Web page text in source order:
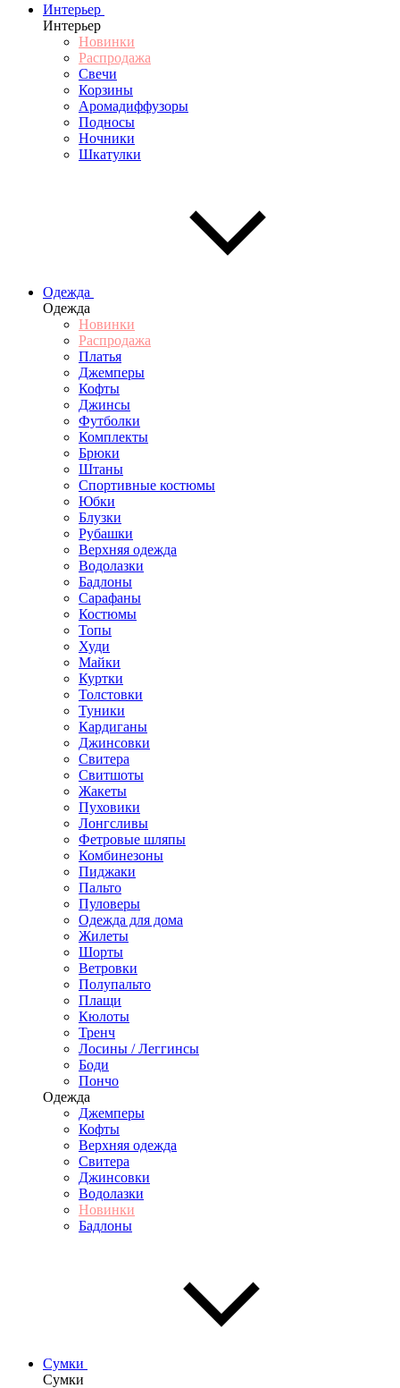
Интерьер
Интерьер
Новинки
Распродажа
Свечи
Корзины
Аромадиффузоры
Подносы
Ночники
Шкатулки
Одежда
Одежда
Новинки
Распродажа
Платья
Джемперы
Кофты
Джинсы
Футболки
Комплекты
Брюки
Штаны
Спортивные костюмы
Юбки
Блузки
Рубашки
Верхняя одежда
Водолазки
Бадлоны
Сарафаны
Костюмы
Топы
Худи
Майки
Куртки
Толстовки
Туники
Кардиганы
Джинсовки
Свитера
Свитшоты
Жакеты
Пуховики
Лонгсливы
Фетровые шляпы
Комбинезоны
Пиджаки
Пальто
Пуловеры
Одежда для дома
Жилеты
Шорты
Ветровки
Полупальто
Плащи
Кюлоты
Тренч
Лосины / Леггинсы
Боди
Пончо
Одежда
Джемперы
Кофты
Верхняя одежда
Свитера
Джинсовки
Водолазки
Новинки
Бадлоны
Сумки
Сумки